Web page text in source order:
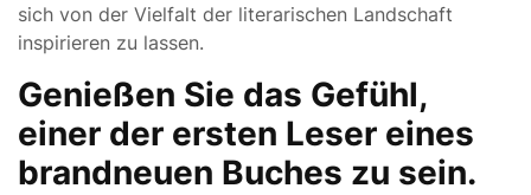
sich von der Vielfalt der literarischen Landschaft
inspirieren zu lassen.
Genießen Sie das Gefühl,
einer der ersten Leser eines
brandneuen Buches zu sein.